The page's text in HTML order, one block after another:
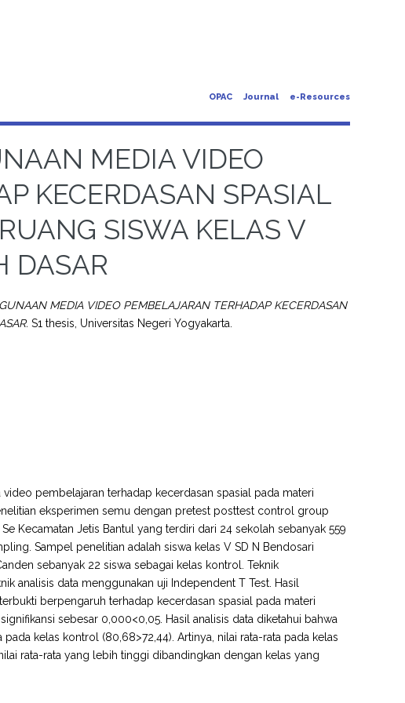
OPAC Journal e-Resources
MEDIA VIDEO
KECERDASAN SPASIAL
SISWA KELAS V
DASAR
MEDIA VIDEO PEMBELAJARAN TERHADAP KECERDASAN
S1 thesis, Universitas Negeri Yogyakarta.
pembelajaran terhadap kecerdasan spasial pada materi
eksperimen semu dengan pretest posttest control group
Kecamatan Jetis Bantul yang terdiri dari 24 sekolah sebanyak 559
Sampel penelitian adalah siswa kelas V SD N Bendosari
sebanyak 22 siswa sebagai kelas kontrol. Teknik
analisis data menggunakan uji Independent T Test. Hasil
berpengaruh terhadap kecerdasan spasial pada materi
sebesar 0,000<0,05. Hasil analisis data diketahui bahwa
kelas kontrol (80,68>72,44). Artinya, nilai rata-rata pada kelas
rata-rata yang lebih tinggi dibandingkan dengan kelas yang